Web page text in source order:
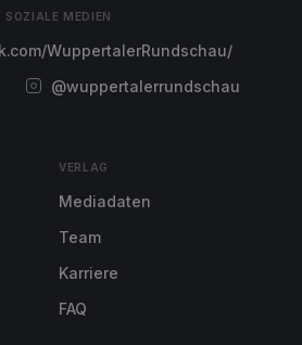
SOZIALE MEDIEN
WuppertalerRundschau/
@wuppertalerrundschau
VERLAG
Mediadaten
Team
Karriere
FAQ